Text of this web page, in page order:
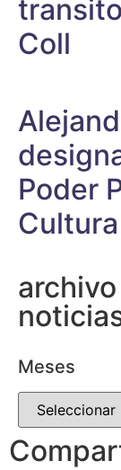
Coll
Poder
Cultura
Meses